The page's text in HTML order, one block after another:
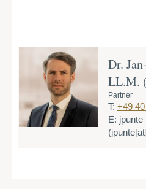
Dr.
LL.M.
Partner
T: +49
E: jpunte